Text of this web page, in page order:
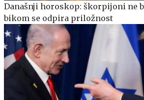
Današnji horoskop: škorpijoni ne
bikom se odpira priložnost